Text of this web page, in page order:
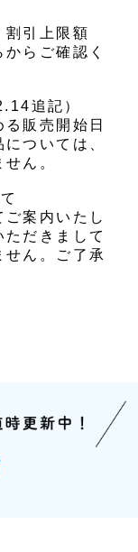
割引上限額
らご確認く
追記）
販売開始日
ついては、
ん。
案内いたし
だきまして
せん。ご了承